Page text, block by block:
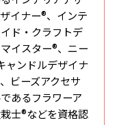
イナー®、インテ
ド・クラフトデ
イスター®、ニー
ャンドルデザイナ
ビーズアクセサ
あるフラワーア
士®などを資格認